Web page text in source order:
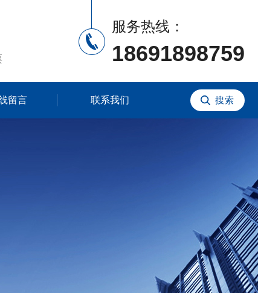
服务热线：
18691898759
留言 联系我们